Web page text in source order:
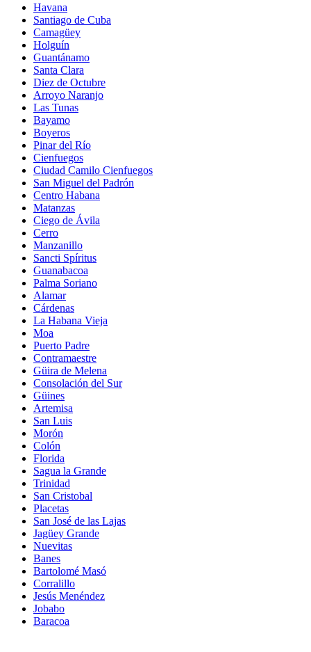
Havana
Santiago de Cuba
Camagüey
Holguín
Guantánamo
Santa Clara
Diez de Octubre
Arroyo Naranjo
Las Tunas
Bayamo
Boyeros
Pinar del Río
Cienfuegos
Ciudad Camilo Cienfuegos
San Miguel del Padrón
Centro Habana
Matanzas
Ciego de Ávila
Cerro
Manzanillo
Sancti Spíritus
Guanabacoa
Palma Soriano
Alamar
Cárdenas
La Habana Vieja
Moa
Puerto Padre
Contramaestre
Güira de Melena
Consolación del Sur
Güines
Artemisa
San Luis
Morón
Colón
Florida
Sagua la Grande
Trinidad
San Cristobal
Placetas
San José de las Lajas
Jagüey Grande
Nuevitas
Banes
Bartolomé Masó
Corralillo
Jesús Menéndez
Jobabo
Baracoa